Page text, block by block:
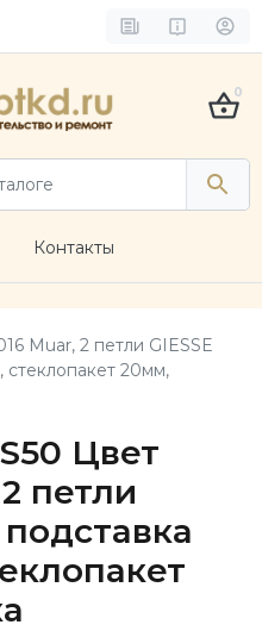
0
Контакты
Muar, 2 петли GIESSE
20мм,
Цвет
петли